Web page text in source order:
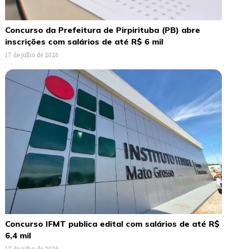
Concurso da Prefeitura de Pirpirituba (PB) abre
inscrições com salários de até R$ 6 mil
17 de julho de 2026
Concurso IFMT publica edital com salários de até R$
6,4 mil